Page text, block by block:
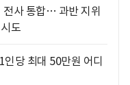
전사 통합… 과반 지위
도
당 최대 50만원 어디